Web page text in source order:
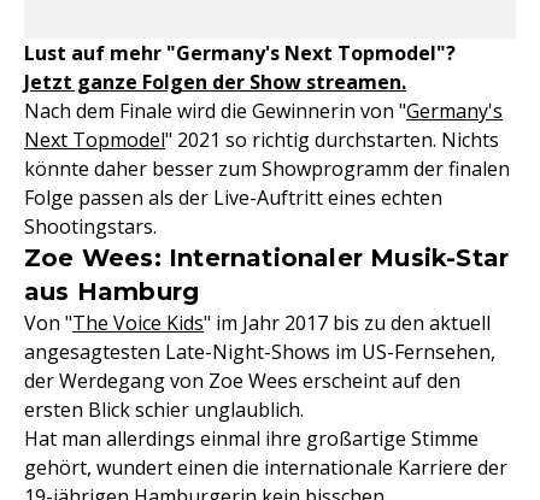
Lust auf mehr "Germany's Next Topmodel"?
Jetzt ganze Folgen der Show streamen.
Nach dem Finale wird die Gewinnerin von "Germany's
Next Topmodel" 2021 so richtig durchstarten. Nichts
könnte daher besser zum Showprogramm der finalen
Folge passen als der Live-Auftritt eines echten
Shootingstars.
Zoe Wees: Internationaler Musik-Star
aus Hamburg
Von "The Voice Kids" im Jahr 2017 bis zu den aktuell
angesagtesten Late-Night-Shows im US-Fernsehen,
der Werdegang von Zoe Wees erscheint auf den
ersten Blick schier unglaublich.
Hat man allerdings einmal ihre großartige Stimme
gehört, wundert einen die internationale Karriere der